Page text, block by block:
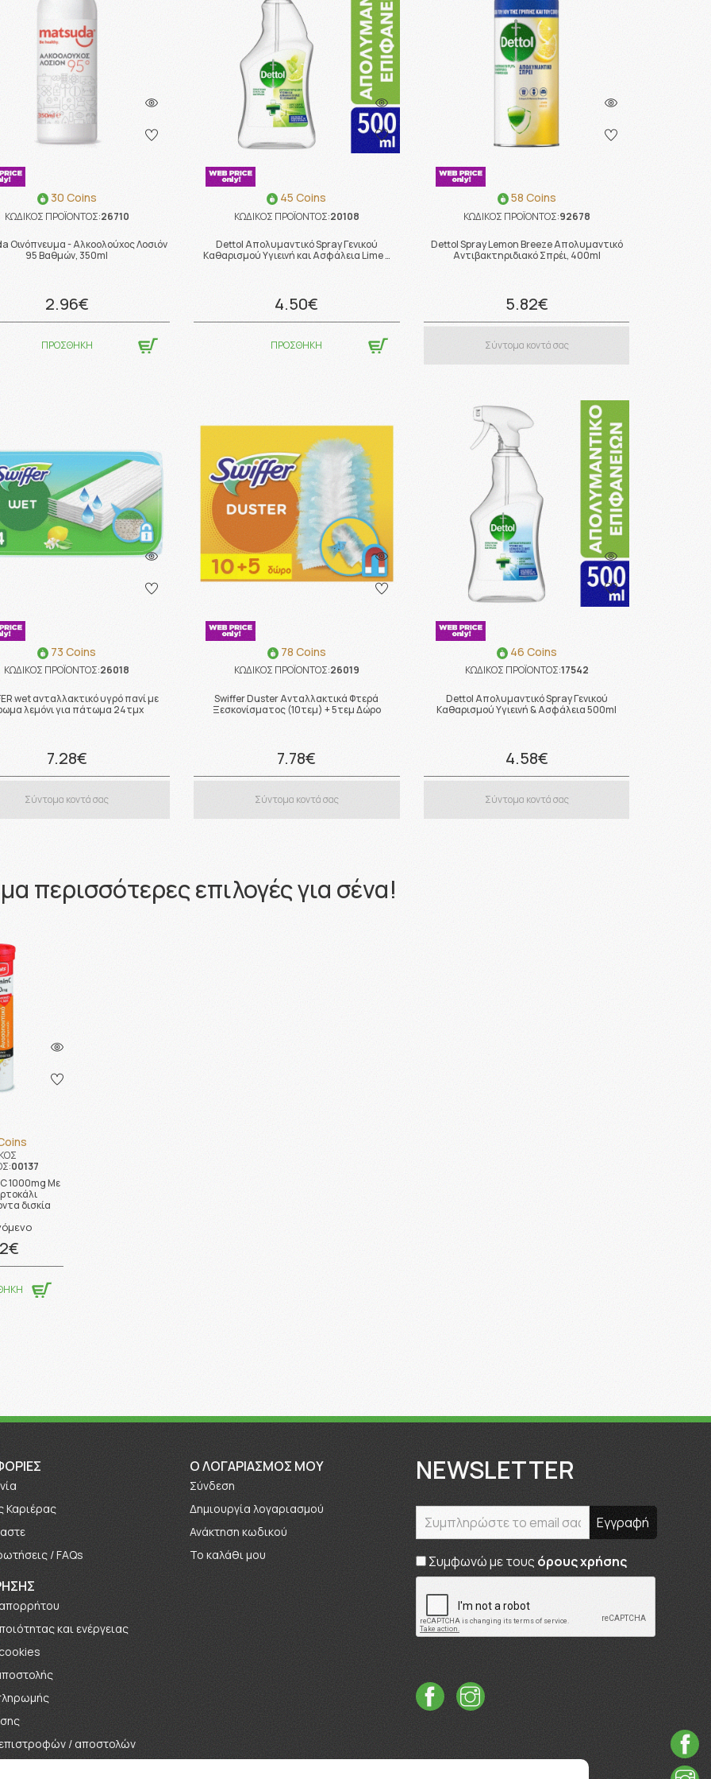
30 Coins
ΚΩΔΙΚΟΣ ΠΡΟΪΟΝΤΟΣ:26710
Οινόπνευμα - Αλκοολούχος Λοσιόν
95 Βαθμών, 350ml
2.96€
ΠΡΟΣΘΗΚΗ
45 Coins
ΚΩΔΙΚΟΣ ΠΡΟΪΟΝΤΟΣ:20108
Dettol Απολυμαντικό Spray Γενικού
Καθαρισμού Υγιεινή και Ασφάλεια Lime …
4.50€
ΠΡΟΣΘΗΚΗ
58 Coins
ΚΩΔΙΚΟΣ ΠΡΟΪΟΝΤΟΣ:92678
Dettol Spray Lemon Breeze Απολυμαντικό
Αντιβακτηριδιακό Σπρέι, 400ml
5.82€
Σύντομα κοντά σας
73 Coins
ΚΩΔΙΚΟΣ ΠΡΟΪΟΝΤΟΣ:26018
wet ανταλλακτικό υγρό πανί με
λεμόνι για πάτωμα 24τμχ
7.28€
Σύντομα κοντά σας
78 Coins
ΚΩΔΙΚΟΣ ΠΡΟΪΟΝΤΟΣ:26019
Swiffer Duster Ανταλλακτικά Φτερά
Ξεσκονίσματος (10τεμ) + 5τεμ Δώρο
7.78€
Σύντομα κοντά σας
46 Coins
ΚΩΔΙΚΟΣ ΠΡΟΪΟΝΤΟΣ:17542
Dettol Απολυμαντικό Spray Γενικού
Καθαρισμού Υγιεινή & Ασφάλεια 500ml
4.58€
Σύντομα κοντά σας
περισσότερες επιλογές για σένα!
00137
1000mg Με
δισκία
Καριέρας
/ FAQs
απορρήτου
και ενέργειας
επιστροφών / αποστολών
O ΛΟΓΑΡΙΑΣΜΟΣ ΜΟΥ
Σύνδεση
Δημιουργία λογαριασμού
Ανάκτηση κωδικού
Το καλάθι μου
NEWSLETTER
Συμφωνώ με τουςόρους χρήσης